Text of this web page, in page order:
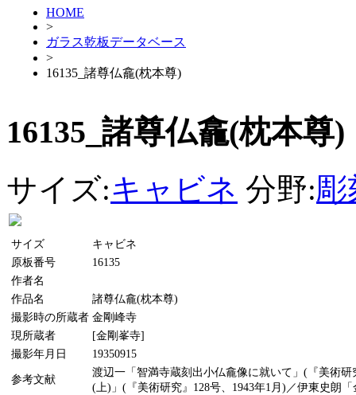
HOME
>
ガラス乾板データベース
>
16135_諸尊仏龕(枕本尊)
16135_諸尊仏龕(枕本尊)
サイズ:キャビネ 分野:彫
サイズ
キャビネ
原板番号
16135
作者名
作品名
諸尊仏龕(枕本尊)
撮影時の所蔵者 金剛峰寺
現所蔵者
[金剛峯寺]
撮影年月日
19350915
参考文献
渡辺一「智満寺蔵刻出小仏龕像に就いて」(『美術
(上)」(『美術研究』128号、1943年1月)／伊東史朗